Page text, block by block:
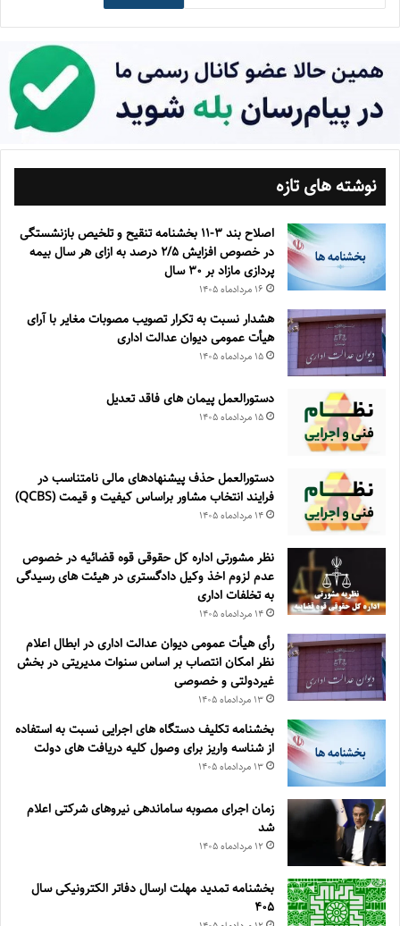
نوشته های تازه
اصلاح بند ۳‏-۱۱ بخشنامه تنقیح و تلخیص بازنشستگی
در خصوص افزایش ۵‏‏‏‏‏‏‏‏‏/۲ درصد به ازای هر سال بیمه
پردازی مازاد بر ۳۰‏ سال
۱۶ مرداد‌ماه ۱۴۰۵
هشدار نسبت به تکرار تصویب مصوبات مغایر با آرای
هیأت عمومی دیوان عدالت اداری
۱۵ مرداد‌ماه ۱۴۰۵
دستورالعمل پیمان های فاقد تعدیل
۱۵ مرداد‌ماه ۱۴۰۵
دستورالعمل حذف پيشنهادهای مالی نامتناسب در
فرايند انتخاب مشاور براساس كيفيت و قيمت (QCBS)
۱۴ مرداد‌ماه ۱۴۰۵
نظر مشورتی اداره کل حقوقی قوه قضائیه در خصوص
عدم لزوم اخذ وکیل دادگستری در هیئت های رسیدگی
به تخلفات اداری
۱۴ مرداد‌ماه ۱۴۰۵
رأی هیأت عمومی دیوان عدالت اداری در ابطال اعلام
نظر امکان انتصاب بر اساس سنوات مدیریتی در بخش
غیردولتی و خصوصی
۱۳ مرداد‌ماه ۱۴۰۵
بخشنامه تکلیف دستگاه های اجرایی نسبت به استفاده
از شناسه واریز برای وصول کلیه دریافت های دولت
۱۳ مرداد‌ماه ۱۴۰۵
زمان اجرای مصوبه ساماندهی نیروهای شرکتی اعلام
شد
۱۲ مرداد‌ماه ۱۴۰۵
بخشنامه تمدید مهلت ارسال دفاتر الکترونیکی سال
۴۰۵